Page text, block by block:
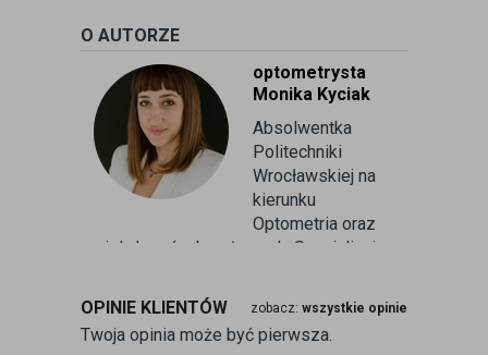
O AUTORZE
optometrysta
Monika Kyciak
Absolwentka
Politechniki
Wrocławskiej na
kierunku
Optometria oraz
wielu kursów branżowych. Specjalizuje
kontaktologii, czyli dobieraniu
soczewek kontaktowych miękkich. Od
ponad 10 lat pracuje w branży
OPINIE KLIENTÓW zobacz: wszystkie opinie
Twoja opinia może być pierwsza.